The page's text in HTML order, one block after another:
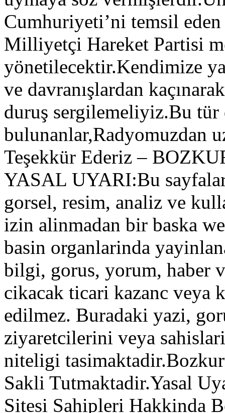
Cumhuriyeti’ni temsil
Milliyetçi Hareket Partisi
yönetilecektir.Kendimize
ve davranışlardan
duruş sergilemeliyiz.Bu tür
bulunanlar,Radyomuzdan
Teşekkür Ederiz –
YASAL UYARI:Bu
gorsel, resim, analiz ve
izin alinmadan bir baska
basin organlarinda
bilgi, gorus, yorum, haber
cikacak ticari kazanc veya
edilmez. Buradaki yazi,
ziyaretcilerini veya
niteligi
Sakli Tutmaktadir.Yasal
Sitesi Sahipleri Hakkinda